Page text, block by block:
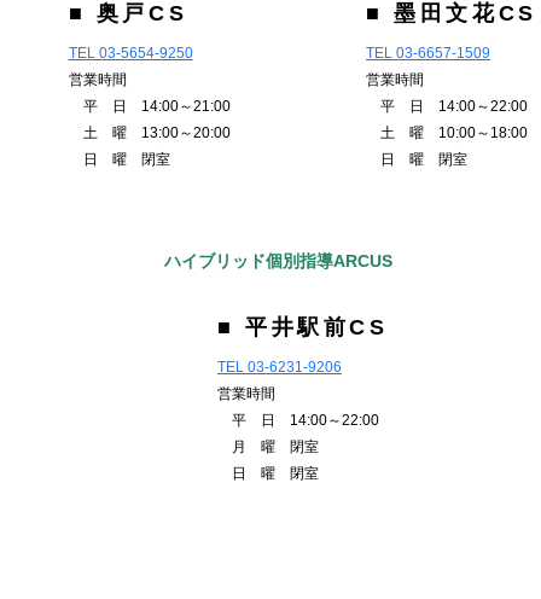
■ 奥戸CS
TEL 03-5654-9250
営業時間
平 日 14:00～21:00
土 曜 13:00～20:00
日 曜 閉室
■ 墨田文花CS
TEL 03-6657-1509
営業時間
平 日 14:00～22:00
土 曜 10:00～18:00
日 曜 閉室
ハイブリッド個別指導ARCUS
■ 平井駅前CS
TEL 03-6231-9206
営業時間
平 日 14:00～22:00
月 曜 閉室
日 曜 閉室